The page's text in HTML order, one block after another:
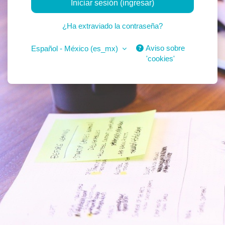
Iniciar sesión (ingresar)
¿Ha extraviado la contraseña?
Español - México ‎(es_mx)‎
Aviso sobre
'cookies'